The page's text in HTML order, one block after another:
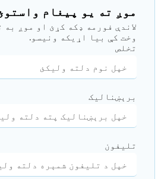
موږ ته یو پیغام واستوئ
لاندې فورمه ډکه کړئ او موږ به
وخت کې بیا اړیکه ونیسو.
تخلص
برېښنالیک
تلیفون